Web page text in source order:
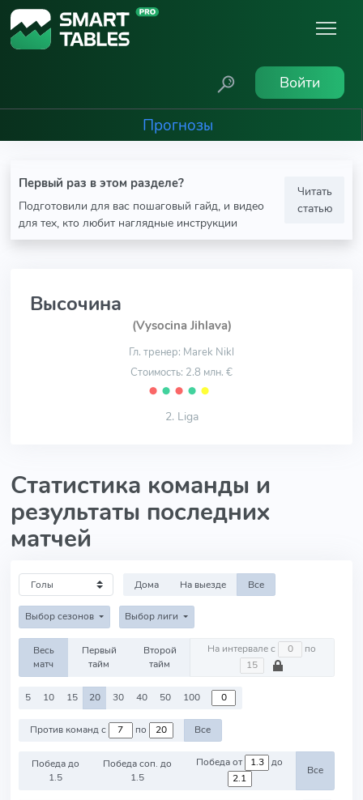
Войти
Прогнозы
Первый раз в этом разделе?
Подготовили для вас пошаговый гайд, и видео
для тех, кто любит наглядные инструкции
Читать
статью
Высочина
(Vysocina Jihlava)
Гл. тренер: Marek Nikl
Стоимость: 2.8 млн. €
⬤ ⬤ ⬤ ⬤ ⬤
2. Liga
Статистика команды и
результаты последних
матчей
Дома На выезде Все
Выбор сезонов Выбор лиги
Весь
матч
Первый
тайм
Второй
тайм
На интервале с по
5 10 15 20 30 40 50 100
Против команд с по Все
Победа до
1.5
Победа соп. до
1.5
Победа от до
Все